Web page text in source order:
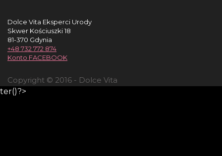
Dolce Vita Eksperci Urody
Skwer Kościuszki 18
81-370 Gdynia
+48 732 772 874
Konto FACEBOOK
Copyright © 2016 - Dolce Vita
ter()?>